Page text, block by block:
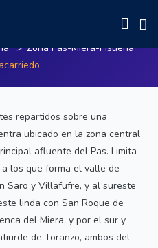
Zona Pas-Miera-Pisueña
repartidos sobre una
ubicado en la zona central
afluente del Pas. Limita
los que forma el valle de
Saro y Villafufre, y al sureste
linda con San Roque de
del Miera, y por el sur y
de Toranzo, ambos del